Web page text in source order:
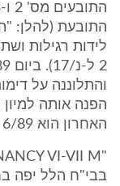
לידות רגילות
והתלוננה על
הפנה אותה
האחרון הוא 6/89 והוסף בתחתית העמוד:
בבי"ח הלל יפה